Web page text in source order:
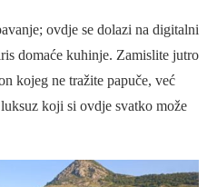
ovdje se dolazi na digitalni
domaće kuhinje. Zamislite jutro
kojeg ne tražite papuče, već
koji si ovdje svatko može